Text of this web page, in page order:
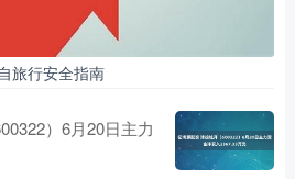
旅行安全指南
）6月20日主力